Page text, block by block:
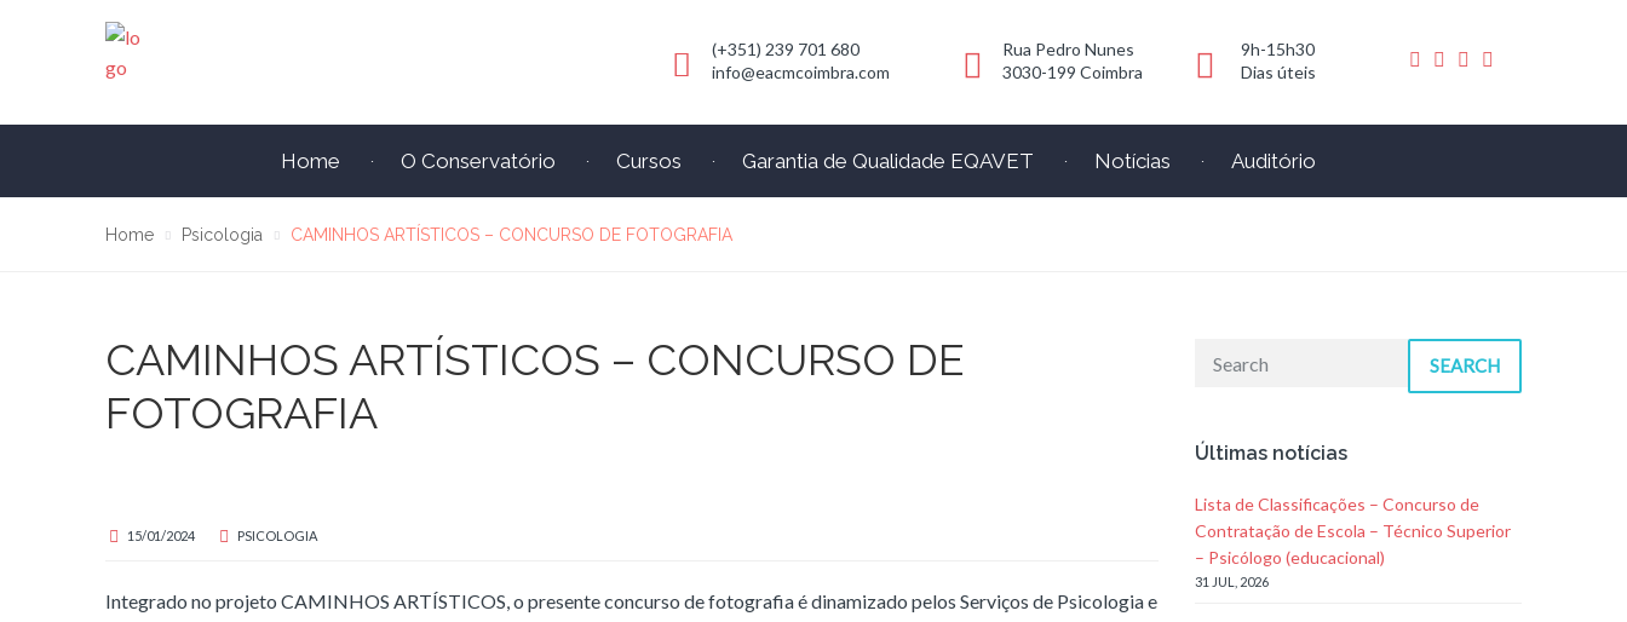
(+351) 239 701 680
info@eacmcoimbra.com
Rua Pedro Nunes
3030-199 Coimbra
9h-15h30
Dias úteis
Home O Conservatório Cursos Garantia de Qualidade EQAVET Notícias Auditório
Home Psicologia CAMINHOS ARTÍSTICOS – CONCURSO DE FOTOGRAFIA
CAMINHOS ARTÍSTICOS – CONCURSO DE
FOTOGRAFIA
15/01/2024 PSICOLOGIA
Integrado no projeto CAMINHOS ARTÍSTICOS, o presente concurso de fotografia é dinamizado pelos Serviços de Psicologia e
SEARCH
Últimas notícias
Lista de Classificações – Concurso de
Contratação de Escola – Técnico Superior
– Psicólogo (educacional)
31 JUL, 2026